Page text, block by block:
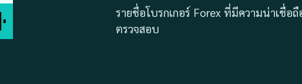
รายชื่อโบรกเกอร์ Forex ที่มีความน่าเชื่อถื
ตรวจสอบ